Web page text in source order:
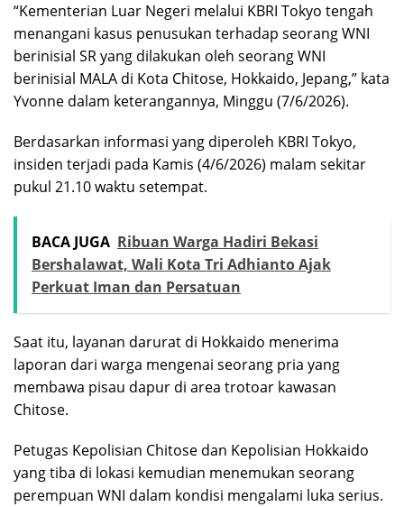
“Kementerian Luar Negeri melalui KBRI Tokyo tengah
menangani kasus penusukan terhadap seorang WNI
berinisial SR yang dilakukan oleh seorang WNI
berinisial MALA di Kota Chitose, Hokkaido, Jepang,” kata
Yvonne dalam keterangannya, Minggu (7/6/2026).
Berdasarkan informasi yang diperoleh KBRI Tokyo,
insiden terjadi pada Kamis (4/6/2026) malam sekitar
pukul 21.10 waktu setempat.
BACA JUGA Ribuan Warga Hadiri Bekasi
Bershalawat, Wali Kota Tri Adhianto Ajak
Perkuat Iman dan Persatuan
Saat itu, layanan darurat di Hokkaido menerima
laporan dari warga mengenai seorang pria yang
membawa pisau dapur di area trotoar kawasan
Chitose.
Petugas Kepolisian Chitose dan Kepolisian Hokkaido
yang tiba di lokasi kemudian menemukan seorang
perempuan WNI dalam kondisi mengalami luka serius.